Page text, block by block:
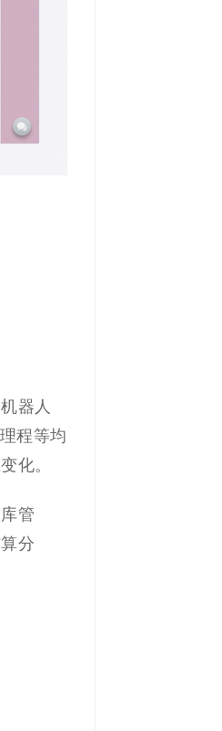
器人
程等均
化。
管
分